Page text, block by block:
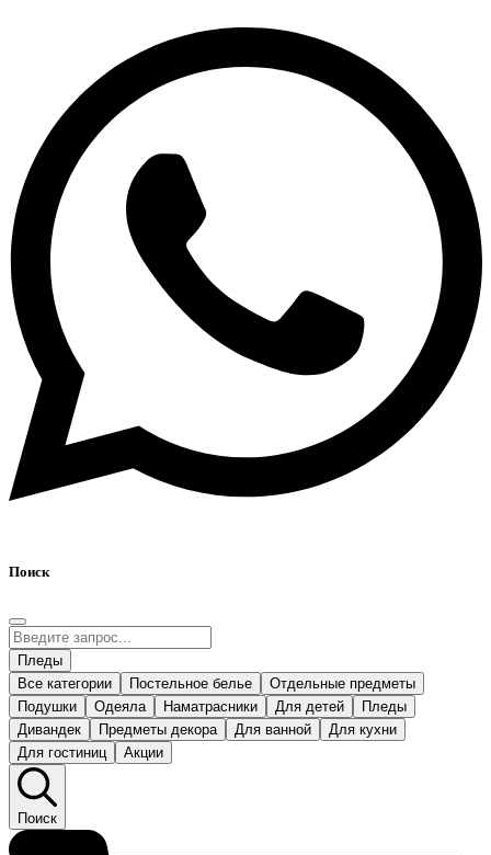
Поиск
Пледы
Все категории
Постельное белье
Отдельные предметы
Подушки
Одеяла Наматрасники Для детей
Пледы
Дивандек
Предметы декора Для ванной
Для кухни
Для гостиниц
Акции
Поиск